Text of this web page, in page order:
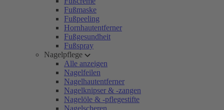
Fußmaske
Fußpeeling
Hornhautentferner
Fußgesundheit
Fußspray
Nagelpflege
Alle anzeigen
Nagelfeilen
Nagelhautentferner
Nagelknipser & -zangen
Nagelöle & -pflegestifte
Nagelscheren